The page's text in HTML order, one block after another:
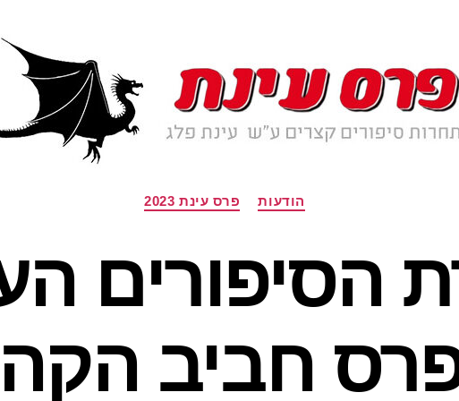
קטגוריות הודעות פרס עינת 2023
הסיפורים
חביב הקהל